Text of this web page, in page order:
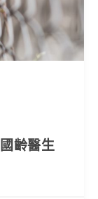
齡醫生